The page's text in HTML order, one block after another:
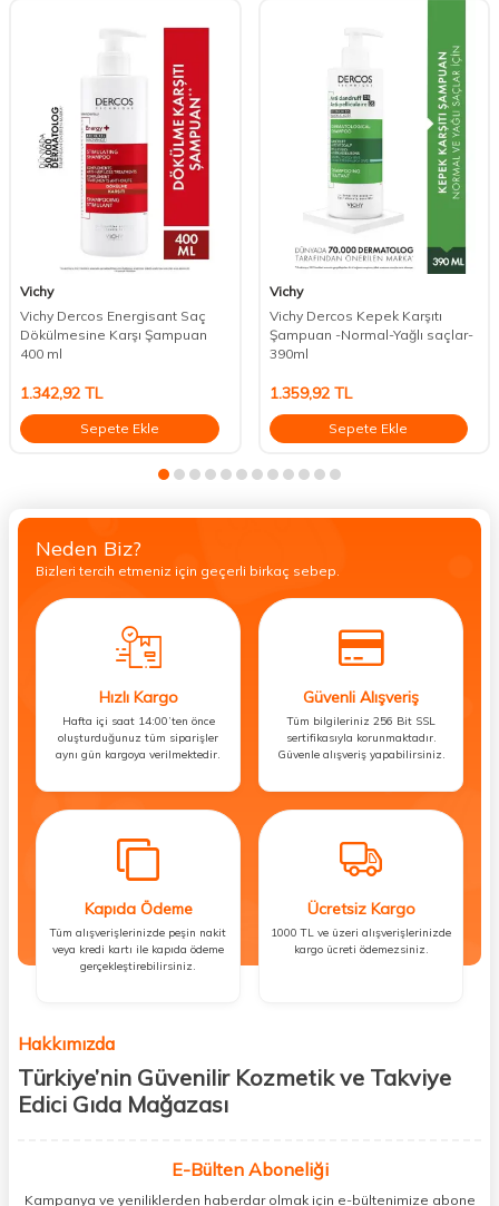
Vichy
Vichy Dercos Energisant Saç
Dökülmesine Karşı Şampuan
400 ml
1.342,92 TL
Sepete Ekle
Vichy
Vichy Dercos Kepek Karşıtı
Şampuan -Normal-Yağlı saçlar-
390ml
1.359,92TL
Sepete Ekle
Neden Biz?
Bizleri tercih etmeniz için geçerli birkaç sebep.
Hızlı Kargo
Hafta içi saat 14:00’ten önce
oluşturduğunuz tüm siparişler
aynı gün kargoya verilmektedir.
Güvenli Alışveriş
Tüm bilgileriniz 256 Bit SSL
sertifikasıyla korunmaktadır.
Güvenle alışveriş yapabilirsiniz.
Kapıda Ödeme
Tüm alışverişlerinizde peşin nakit
veya kredi kartı ile kapıda ödeme
gerçekleştirebilirsiniz.
Ücretsiz Kargo
1000 TL ve üzeri alışverişlerinizde
kargo ücreti ödemezsiniz.
Hakkımızda
Türkiye’nin Güvenilir Kozmetik ve Takviye
Edici Gıda Mağazası
kişisel bakım hem de takviye edici gıda ürünlerini sizlerle
buluşturuyoruz. Artık mağaza mağaza dolaşmanıza gerek yok;
E-Bülten Aboneliği
Kampanya ve yeniliklerden haberdar olmak için e-bültenimize abone